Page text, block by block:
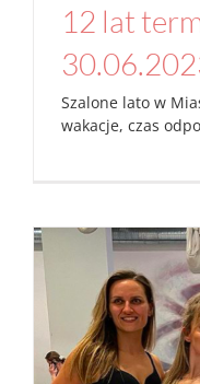
12 lat
Szalone lato w
wakacje, czas